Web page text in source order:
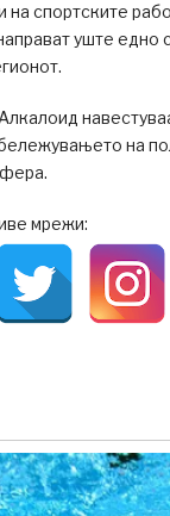
на спортските
уште едно
на
мрежи: